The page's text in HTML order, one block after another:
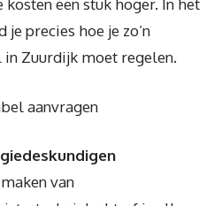
een stuk hoger. In het
precies hoe je zo’n
Zuurdijk moet regelen.
aanvragen
van